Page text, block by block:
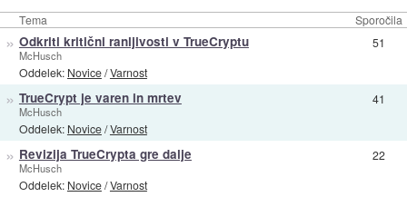
Tema Sporočila
» Odkriti kritični ranljivosti v TrueCryptu
McHusch
Oddelek: Novice/Varnost
51
» TrueCrypt je varen in mrtev
McHusch
Oddelek: Novice/Varnost
41
» Revizija TrueCrypta gre dalje
McHusch
Oddelek: Novice/Varnost
22